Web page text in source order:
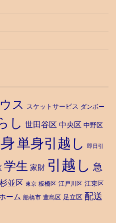
ス スケットサービス ダンボー
し 世田谷区 中央区 中野区
単身引越し 即日引
学生 家財 引越し 急
杉並区 東京 板橋区 江戸川区 江東区
ーム 船橋市 豊島区 足立区 配送